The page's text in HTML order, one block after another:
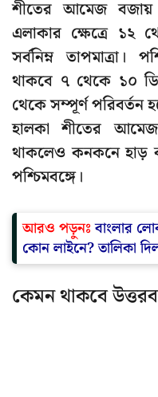
শীতের আমেজ বজায়
এলাকার ক্ষেত্রে ১২
সর্বনিম্ন তাপমাত্রা।
থাকবে ৭ থেকে ১০
থেকে সম্পূর্ণ পরিবর্তন
হালকা শীতের
থাকলেও কনকনে হাড়
পশ্চিমবঙ্গে।
আরও পড়ুনঃবাংলার
কোন লাইনে? তালিকা
কেমন থাকবে